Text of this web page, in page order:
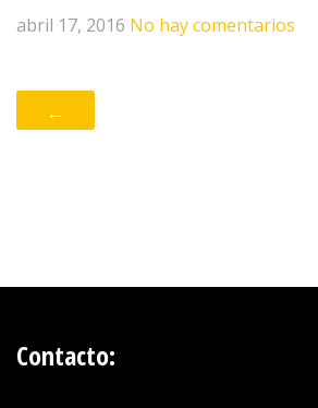
abril 17, 2016 No hay comentarios
←
Contacto: